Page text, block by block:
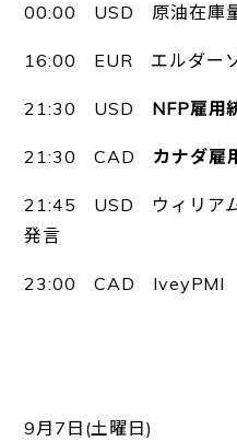
00:00 USD 原油在庫
16:00 EUR エルダーソ
21:30 USD NFP雇用
21:30 CAD カナダ雇
21:45 USD ウィリアム
発言
23:00 CAD IveyPMI
9月7日(土曜日)